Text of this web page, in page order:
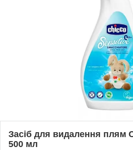
Засіб для видалення плям
500 мл